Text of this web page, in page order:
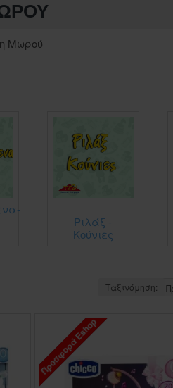
Μωρού
Ριλάξ -
Κούνιες
Ταξινόμηση:
ΠΤΏΣΗ ΤΙΜΉΣ
Προσφορά Eshop